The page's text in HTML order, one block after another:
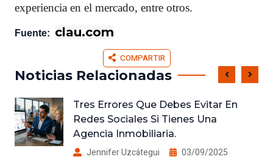
experiencia en el mercado, entre otros.
Fuente: clau.com
COMPARTIR
Noticias Relacionadas
Tres Errores Que Debes Evitar En
Redes Sociales Si Tienes Una
Agencia Inmobiliaria.
Jennifer Uzcátegui 03/09/2025